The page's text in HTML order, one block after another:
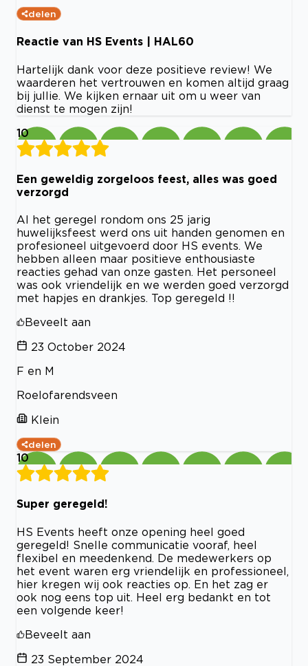
delen
Reactie van HS Events | HAL60
Hartelijk dank voor deze positieve review! We
waarderen het vertrouwen en komen altijd graag
bij jullie. We kijken ernaar uit om u weer van
dienst te mogen zijn!
10
Een geweldig zorgeloos feest, alles was goed
verzorgd
Al het geregel rondom ons 25 jarig
huwelijksfeest werd ons uit handen genomen en
profesioneel uitgevoerd door HS events. We
hebben alleen maar positieve enthousiaste
reacties gehad van onze gasten. Het personeel
was ook vriendelijk en we werden goed verzorgd
met hapjes en drankjes. Top geregeld !!
Beveelt aan
23 October 2024
F en M
Roelofarendsveen
Klein
delen
10
Super geregeld!
HS Events heeft onze opening heel goed
geregeld! Snelle communicatie vooraf, heel
flexibel en meedenkend. De medewerkers op
het event waren erg vriendelijk en professioneel,
hier kregen wij ook reacties op. En het zag er
ook nog eens top uit. Heel erg bedankt en tot
een volgende keer!
Beveelt aan
23 September 2024